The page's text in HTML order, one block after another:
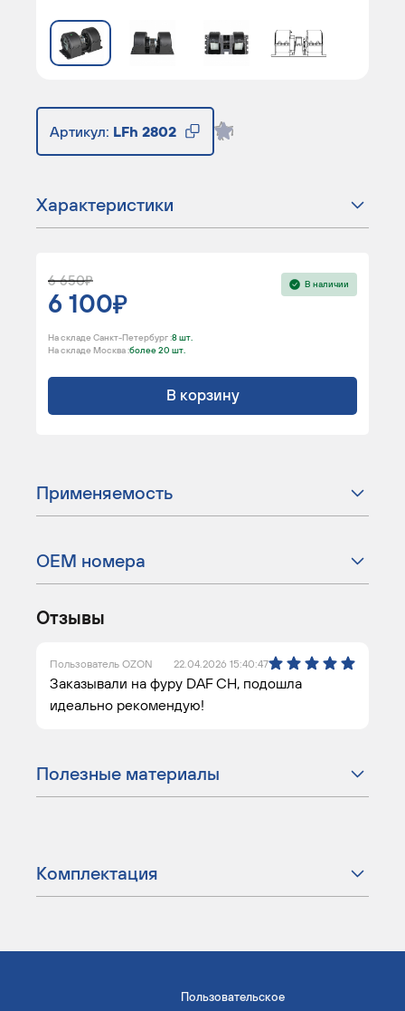
Артикул: LFh 2802
Характеристики
6 650
6 100
В наличии
На складе Санкт-Петербург :8 шт.
На складе Москва :более 20 шт.
В корзину
Применяемость
ОЕМ номера
Отзывы
Пользователь OZON 22.04.2026 15:40:47
Заказывали на фуру DAF CH, подошла
идеально рекомендую!
Полезные материалы
Комплектация
Пользовательское